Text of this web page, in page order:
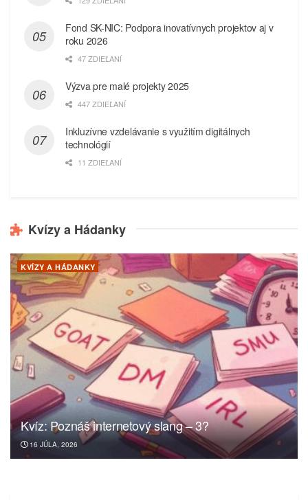
Fond SK-NIC: Podpora inovatívnych projektov aj v
roku 2026
47 ZDIEĽANÍ
Výzva pre malé projekty 2025
447 ZDIEĽANÍ
Inkluzívne vzdelávanie s využitím digitálnych
technológií
11 ZDIEĽANÍ
Kvízy a Hádanky
KVÍZY A HÁDANKY
Kvíz: Poznáš internetový slang – 3?
16 JÚLA, 2026